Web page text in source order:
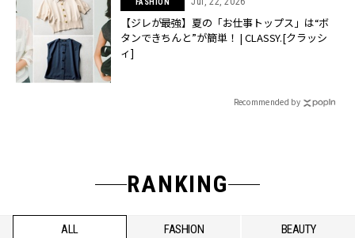
FASHION
【ジレが最強】夏の「お仕事トップス」は“ボ
タンできちんと”が簡単！ | CLASSY.[クラッシ
ィ]
Recommended by
RANKING
ALL FASHION BEAUTY